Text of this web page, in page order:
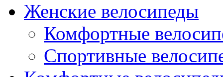
Женские велосипеды
Комфортные
Спортивные